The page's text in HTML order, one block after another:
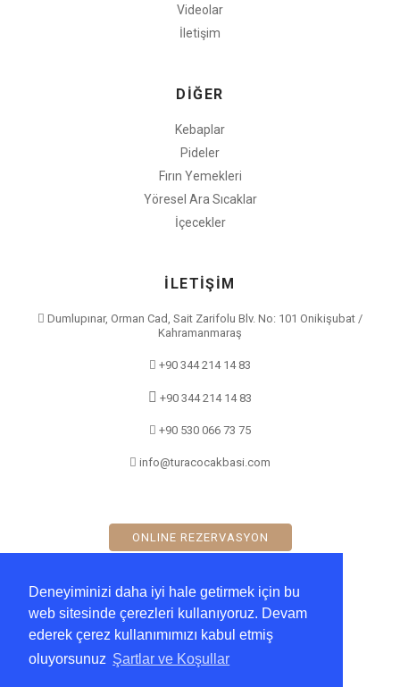
Deneyiminizi daha iyi hale getirmek için bu
web sitesinde çerezleri kullanıyoruz. Devam
ederek çerez kullanımımızı kabul etmiş
oluyorsunuz Şartlar ve Koşullar
Videolar
İletişim
DİĞER
Kebaplar
Pideler
Fırın Yemekleri
Yöresel Ara Sıcaklar
İçecekler
İLETİŞİM
Dumlupınar, Orman Cad, Sait Zarifolu Blv. No: 101 Onikişubat /
Kahramanmaraş
+90 344 214 14 83
+90 344 214 14 83
+90 530 066 73 75
info@turacocakbasi.com
ONLINE REZERVASYON
ÇALIŞMA SAATLERİ
P.Tesi - Cuma : 10:00 - 22:00